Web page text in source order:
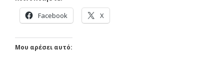
Facebook X
Μου αρέσει αυτό: